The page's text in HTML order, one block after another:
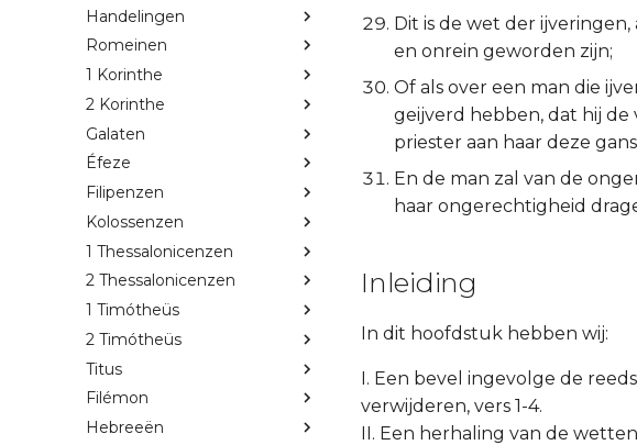
Handelingen
Romeinen
1 Korinthe
2 Korinthe
Galaten
Éfeze
Filipenzen
Kolossenzen
1 Thessalonicenzen
2 Thessalonicenzen
1 Timótheüs
2 Timótheüs
Titus
Filémon
Hebreeën
Dit is de wet der
en onrein geworden zijn;
Of als over een man die
geijverd hebben, dat hij de
priester aan haar deze
En de man zal van de
haar ongerechtigheid
Inleiding
In dit hoofdstuk hebben wij:
I. Een bevel ingevolge de
verwijderen, vers 1-4.
II. Een herhaling van de